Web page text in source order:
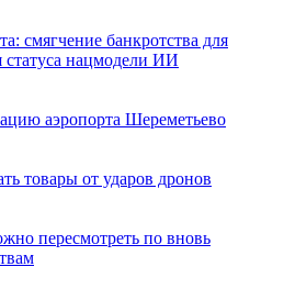
смягчение банкротства для
статуса нацмодели ИИ
аэропорта Шереметьево
товары от ударов дронов
пересмотреть по вновь